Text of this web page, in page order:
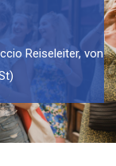
Reiseleiter, von